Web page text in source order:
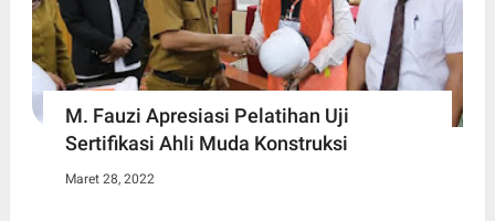
M. Fauzi Apresiasi Pelatihan Uji
Sertifikasi Ahli Muda Konstruksi
Maret 28, 2022